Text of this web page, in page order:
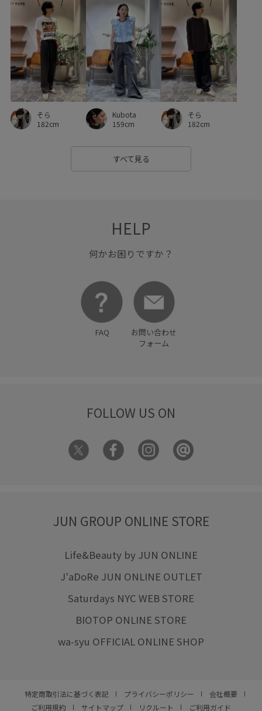
そら
182cm
Kubota
159cm
そら
182cm
すべて見る
HELP
何かお困りですか？
FAQ
お問い合わせ
フォーム
FOLLOW US ON
JUN GROUP ONLINE STORE
Life&Beauty by JUN ONLINE
J'aDoRe JUN ONLINE OUTLET
Saturdays NYC WEB STORE
BIOTOP ONLINE STORE
wa-syu OFFICIAL ONLINE SHOP
特定商取引法に基づく表記 プライバシーポリシー
会社概要
ご利用規約
サイトマップ リクルート ご利用ガイド